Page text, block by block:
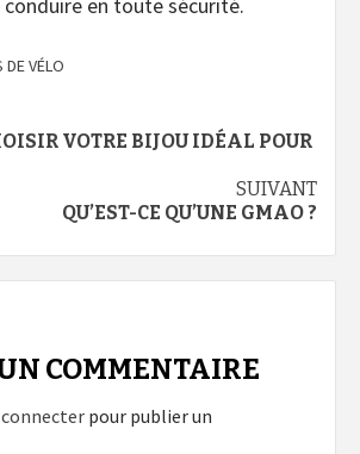
en toute sécurité.
DE VÉLO
VOTRE BIJOU IDÉAL POUR
SUIVANT
QU’EST-CE QU’UNE GMAO ?
COMMENTAIRE
pour publier un